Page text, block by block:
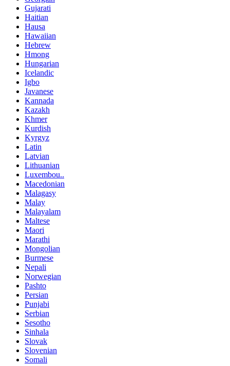
Gujarati
Haitian
Hausa
Hawaiian
Hebrew
Hmong
Hungarian
Icelandic
Igbo
Javanese
Kannada
Kazakh
Khmer
Kurdish
Kyrgyz
Latin
Latvian
Lithuanian
Luxembou..
Macedonian
Malagasy
Malay
Malayalam
Maltese
Maori
Marathi
Mongolian
Burmese
Nepali
Norwegian
Pashto
Persian
Punjabi
Serbian
Sesotho
Sinhala
Slovak
Slovenian
Somali